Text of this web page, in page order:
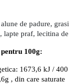
de padure,
lapte praf, lecitina
100g:
1673,6 kJ /
, din care saturate